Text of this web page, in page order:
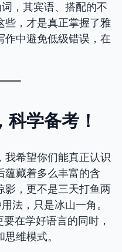
，其宾语、搭配的不
些，才是真正掌握了雅
作中避免低级错误，在
学备考！
我希望你们能真正认识
蕴藏着多么丰富的含
影，更不是三天打鱼两
法，只是冰山一角。
在学好语言的同时，
维模式。